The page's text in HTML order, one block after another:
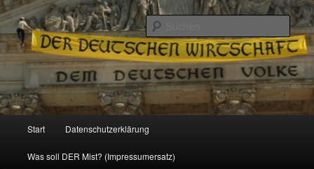
Reizzentrum
Politik, Wirtschaft, Soziales und Gesellschaft
Zum
Inhalt
Zum
sekundären
Start Datenschutzerklärung
Was soll DER Mist? (Impressumersatz)